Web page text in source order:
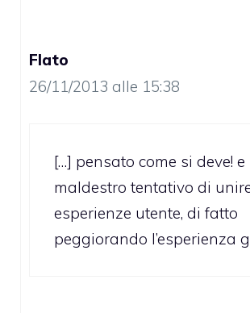
Flato
26/11/2013 alle 15:38
[…] pensato come si deve!
maldestro tentativo di
esperienze utente, di fatto
peggiorando l’esperienza